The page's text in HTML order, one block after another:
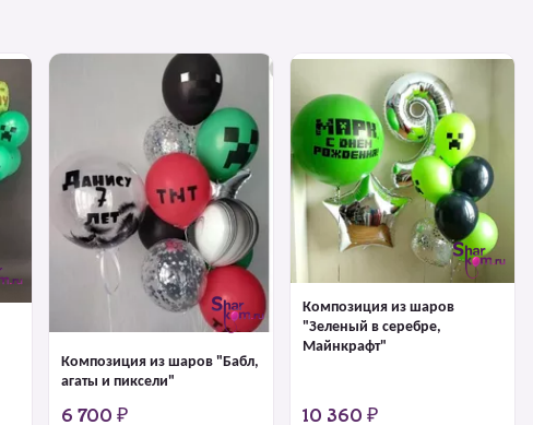
Композиция из шаров "Бабл,
агаты и пиксели"
6 700 ₽
Композиция из шаров
"Зеленый в серебре,
Майнкрафт"
10 360 ₽